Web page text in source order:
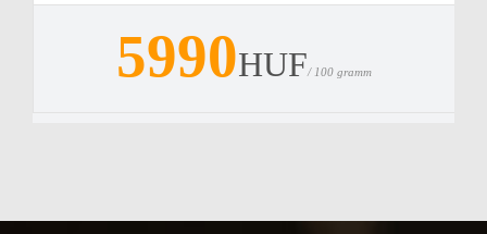
5990HUF/ 100 gramm